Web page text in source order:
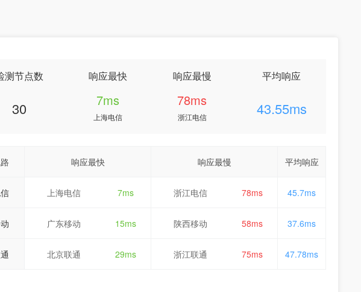
测节点数
30
响应最快
7ms
上海电信
响应最慢
78ms
浙江电信
平均响应
43.55ms
响应最快 响应最慢 平均响应
上海电信 7ms 浙江电信 78ms 45.7ms
广东移动 15ms 陕西移动 58ms 37.6ms
北京联通 29ms 浙江联通 75ms 47.78ms